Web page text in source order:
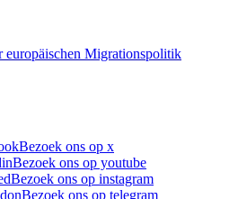
europäischen Migrationspolitik
Bezoek ons op x
Bezoek ons op youtube
Bezoek ons op instagram
Bezoek ons op telegram